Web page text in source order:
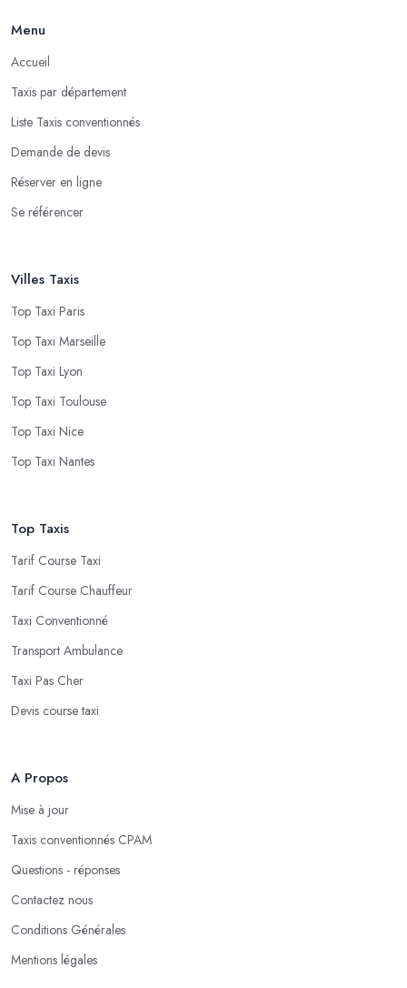
Menu
Accueil
Taxis par département
Liste Taxis conventionnés
Demande de devis
Réserver en ligne
Se référencer
Villes Taxis
Top Taxi Paris
Top Taxi Marseille
Top Taxi Lyon
Top Taxi Toulouse
Top Taxi Nice
Top Taxi Nantes
Top Taxis
Tarif Course Taxi
Tarif Course Chauffeur
Taxi Conventionné
Transport Ambulance
Taxi Pas Cher
Devis course taxi
A Propos
Mise à jour
Taxis conventionnés CPAM
Questions - réponses
Contactez nous
Conditions Générales
Mentions légales